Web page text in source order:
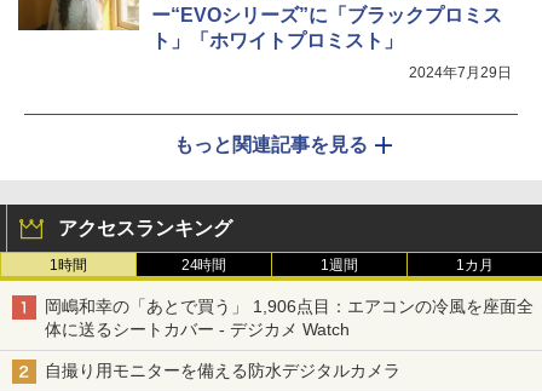
ー“EVOシリーズ”に「ブラックプロミス
ト」「ホワイトプロミスト」
2024年7月29日
もっと関連記事を見る
アクセスランキング
1時間 24時間 1週間 1カ月
岡嶋和幸の「あとで買う」 1,906点目：エアコンの冷風を座面全
体に送るシートカバー - デジカメ Watch
自撮り用モニターを備える防水デジタルカメラ